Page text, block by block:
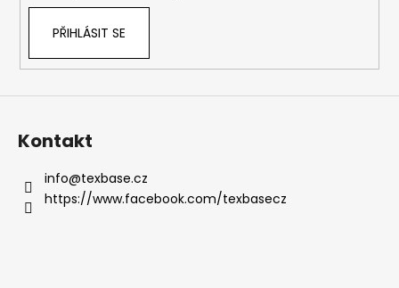
u
PŘIHLÁSIT SE
Kontakt
info@texbase.cz
https://www.facebook.com/texbasecz